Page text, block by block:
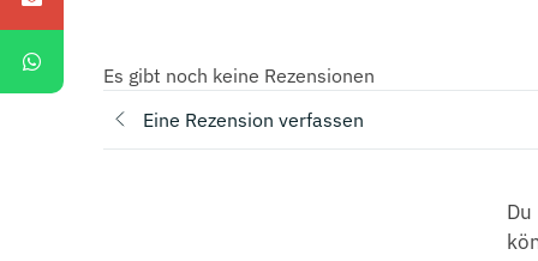
Es gibt noch keine Rezensionen
Eine Rezension verfassen